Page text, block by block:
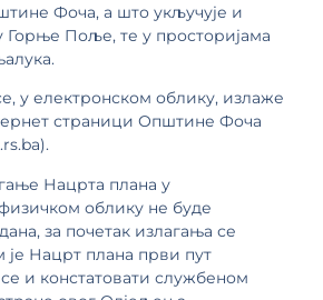
Фоча, а што укључује и
Горње Поље, те у просторијама
у електронском облику, излаже
страници Општине Фоча
Нацрта плана у
облику не буде
за почетак излагања се
је Нацрт плана први пут
и констатовати службеном